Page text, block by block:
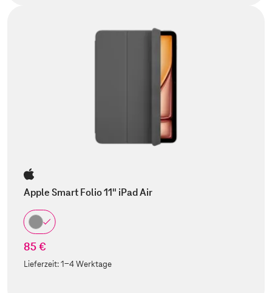
Apple Smart Folio 11" iPad Air
85 €
Lieferzeit:1-4 Werktage